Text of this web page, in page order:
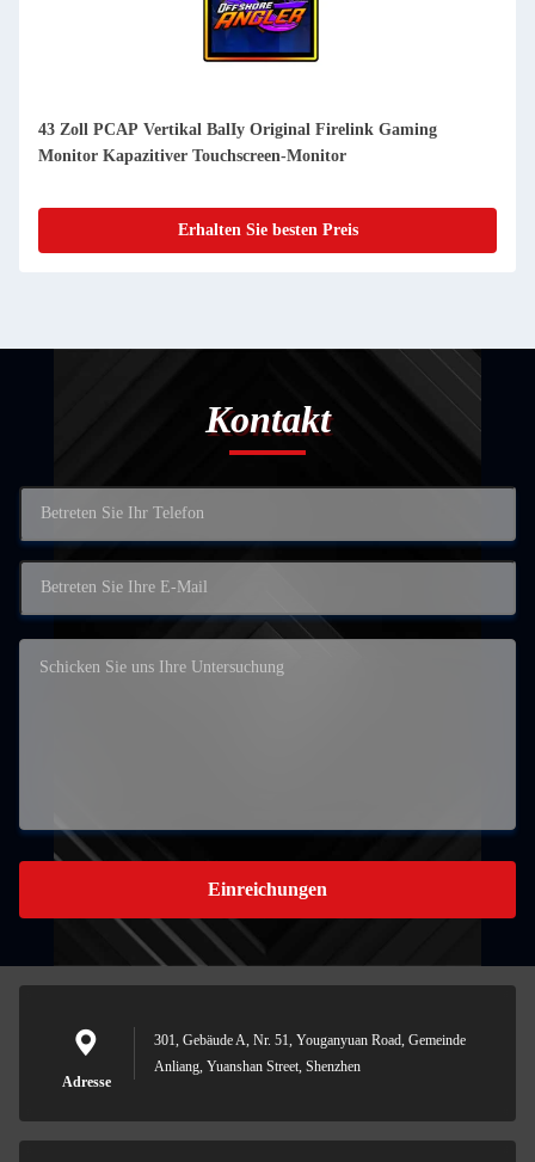
43 Zoll PCAP Vertikal BalIy Original Firelink Gaming
Monitor Kapazitiver Touchscreen-Monitor
Erhalten Sie besten Preis
Kontakt
Einreichungen
Adresse
301, Gebäude A, Nr. 51, Youganyuan Road, Gemeinde
Anliang, Yuanshan Street, Shenzhen